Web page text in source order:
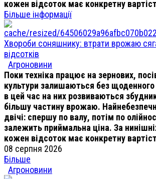
кожен відсоток має конкретну
Більше інформації
Хвороби соняшнику: втрати врожаю
відсотків
Агроновини
Поки техніка працює на зернових,
культури залишаються без
в цей час на них розвиваються
більшу частину врожаю.
двічі: спершу по валу, потім по
залежить приймальна ціна. За
кожен відсоток має конкретну
08 серпня 2026
Більше
Агроновини